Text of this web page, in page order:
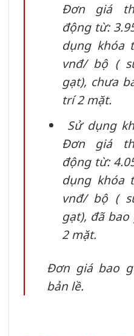
Đơn giá
động từ:
dụng khóa
vnđ/ bộ (
gạt), chưa
trí 2 mặt.
Sử dụng
Đơn giá
động từ:
dụng khóa
vnđ/ bộ (
gạt), đã
2 mặt.
Đơn giá bao
bản lề.